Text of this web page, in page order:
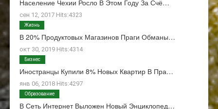
Население Чехии Росло В Этом Году За Счё…
сен 12, 2017 Hits:4323
В 20% Продуктовых Магазинов Праги Обманы…
окт 30, 2019 Hits:4314
Жизнь
Иностранцы Купили 8% Новых Квартир В Пра…
янв 06, 2018 Hits:4297
Бизнес
В Сеть Интернет Выложен Новый Энциклопед…
Образование